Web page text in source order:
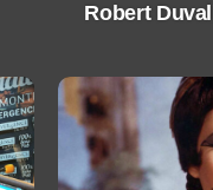
Robert Duvall